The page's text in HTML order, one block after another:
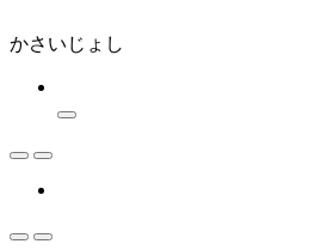
かさいじょし